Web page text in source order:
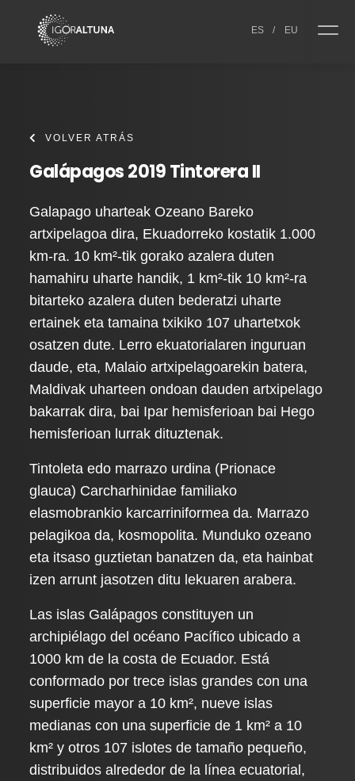
ES / EU
VOLVER ATRÁS
Galápagos 2019 Tintorera II
Galapago uharteak Ozeano Bareko
artxipelagoa dira, Ekuadorreko kostatik 1.000
km-ra. 10 km²-tik gorako azalera duten
hamahiru uharte handik, 1 km²-tik 10 km²-ra
bitarteko azalera duten bederatzi uharte
ertainek eta tamaina txikiko 107 uhartetxok
osatzen dute. Lerro ekuatorialaren inguruan
daude, eta, Malaio artxipelagoarekin batera,
Maldivak uharteen ondoan dauden artxipelago
bakarrak dira, bai Ipar hemisferioan bai Hego
hemisferioan lurrak dituztenak.
Tintoleta edo marrazo urdina (Prionace
glauca) Carcharhinidae familiako
elasmobrankio karcarriniformea da. Marrazo
pelagikoa da, kosmopolita. Munduko ozeano
eta itsaso guztietan banatzen da, eta hainbat
izen arrunt jasotzen ditu lekuaren arabera.
Las islas Galápagos constituyen un
archipiélago del océano Pacífico ubicado a
1000 km de la costa de Ecuador. Está
conformado por trece islas grandes con una
superficie mayor a 10 km², nueve islas
medianas con una superficie de 1 km² a 10
km² y otros 107 islotes de tamaño pequeño,
distribuidos alrededor de la línea ecuatorial,